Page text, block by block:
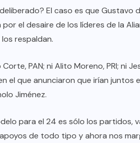
El caso es que Gustavo
por el desaire de los líderes de la
los respaldan.
Corte, PAN; ni Alito Moreno, PRI; ni
el que anunciaron que irían juntos
Jiménez.
para el 24 es sólo los partidos,
de todo tipo y ahora nos